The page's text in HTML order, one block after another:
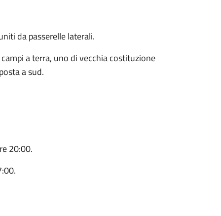
da passerelle laterali.
a terra, uno di vecchia costituzione
a sud.
20:00.